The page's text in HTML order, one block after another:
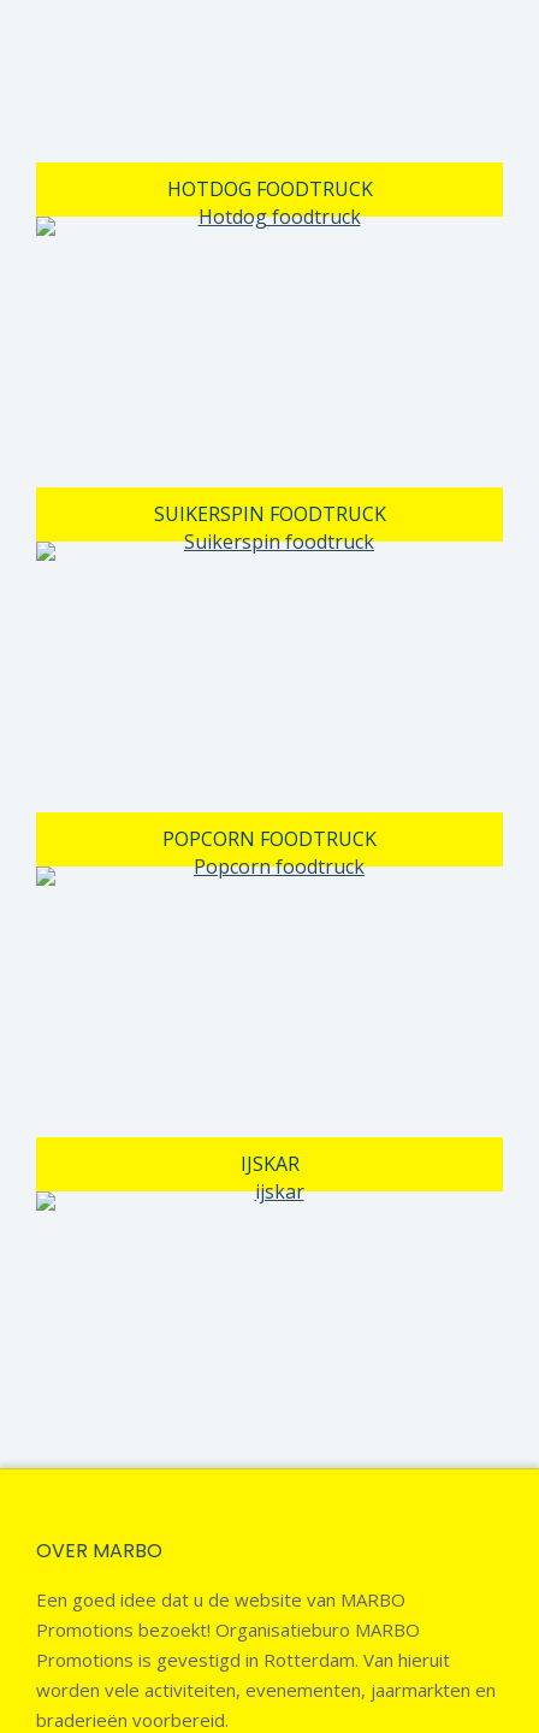
HOTDOG FOODTRUCK
SUIKERSPIN FOODTRUCK
POPCORN FOODTRUCK
IJSKAR
OVER MARBO
Een goed idee dat u de website van MARBO
Promotions bezoekt! Organisatieburo MARBO
Promotions is gevestigd in Rotterdam. Van hieruit
worden vele activiteiten, evenementen, jaarmarkten en
braderieën voorbereid.